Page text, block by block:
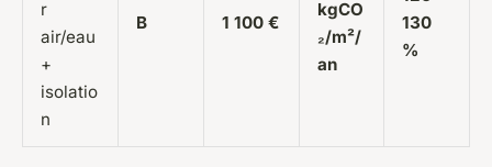
r
air/eau
+
isolatio
n
B 1 100 €
kgCO
₂/m²/
an
130
%